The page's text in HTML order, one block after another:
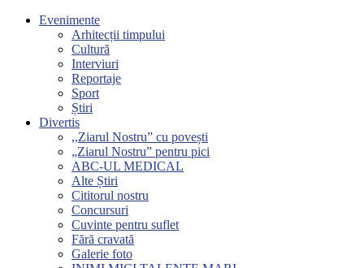
Evenimente
Arhitecții timpului
Cultură
Interviuri
Reportaje
Sport
Știri
Divertis
,,Ziarul Nostru” cu povești
„Ziarul Nostru” pentru pici
ABC-UL MEDICAL
Alte Știri
Cititorul nostru
Concursuri
Cuvinte pentru suflet
Fără cravată
Galerie foto